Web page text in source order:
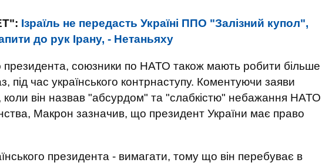
Ізраїль не передасть Україні ППО "Залізний купол",
до рук Ірану, - Нетаньяху
союзники по НАТО також мають робити більше
під час українського контрнаступу. Коментуючи заяви
він назвав "абсурдом" та "слабкістю" небажання НАТО
Макрон зазначив, що президент України має право
президента - вимагати, тому що він перебуває в